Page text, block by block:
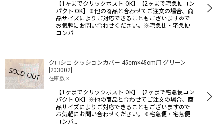
【1ヶまでクリックポスト OK】【2ヶまで宅急便コン
パクト OK】※他の商品と合わせてご注文の場合、商
品サイズによりご対応できることもございますので
お気軽にお問い合わせください。※宅急便・宅急便
コンパ…
クロシェ クッションカバー 45cm×45cm用 グリーン
203002
在庫数 ×
【1ヶまでクリックポスト OK】【2ヶまで宅急便コン
パクト OK】※他の商品と合わせてご注文の場合、商
品サイズによりご対応できることもございますので
お気軽にお問い合わせください。※宅急便・宅急便
コンパ…